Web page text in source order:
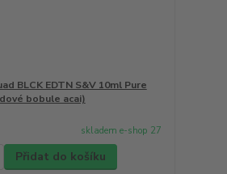
BLCK EDTN S&V 10ml Pure
bobule acai)
skladem e-shop 27
Přidat do košíku